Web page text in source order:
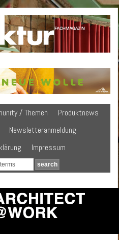
/ Themen
Produktnews
Newsletteranmeldung
Impressum